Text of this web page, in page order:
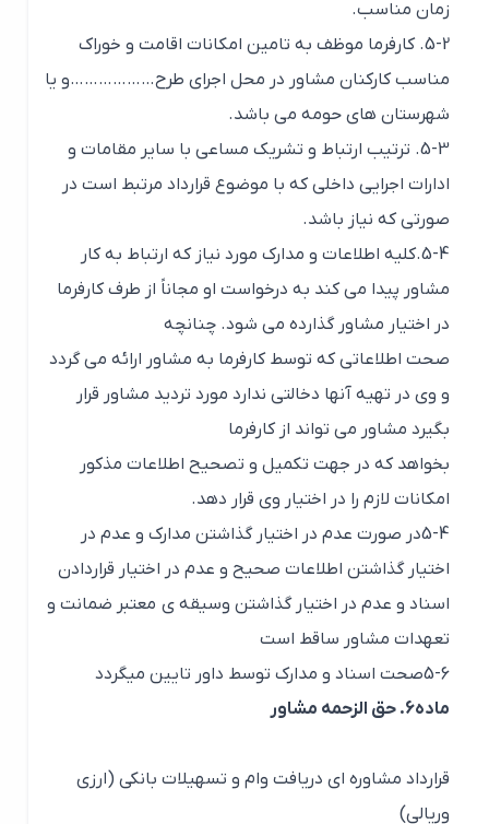
زمان مناسب.
5-2. کارفرما موظف به تامین امکانات اقامت و خوراک
مناسب کارکنان مشاور در محل اجرای طرح………………و یا
شهرستان های حومه می باشد.
5-3. ترتیب ارتباط و تشریک مساعی با سایر مقامات و
ادارات اجرایی داخلی که با موضوع قرارداد مرتبط است در
صورتی که نیاز باشد.
5-4.کلیه اطلاعات و مدارک مورد نیاز که ارتباط به کار
مشاور پیدا می کند به درخواست او مجاناً از طرف کارفرما
در اختیار مشاور گذارده می شود. چنانچه
صحت اطلاعاتی که توسط کارفرما به مشاور ارائه می گردد
و وی در تهیه آنها دخالتی ندارد مورد تردید مشاور قرار
بگیرد مشاور می تواند از کارفرما
بخواهد که در جهت تکمیل و تصحیح اطلاعات مذکور
امکانات لازم را در اختیار وی قرار دهد.
5-4در صورت عدم در اختیار گذاشتن مدارک و عدم در
اختیار گذاشتن اطلاعات صحیح و عدم در اختیار قراردادن
اسناد و عدم در اختیار گذاشتن وسیقه ی معتبر ضمانت و
تعهدات مشاور ساقط است
ماده6. حق الزحمه مشاور
قرارداد مشاوره ای دریافت وام و تسهیلات بانکی (ارزی
وریالی)